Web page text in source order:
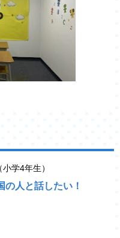
学4年生）
の人と話したい！